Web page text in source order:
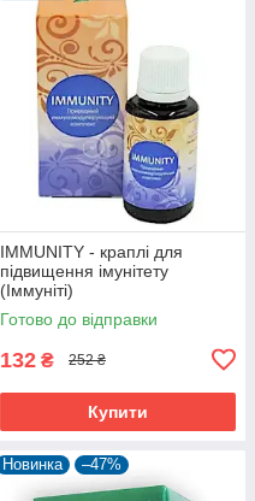
IMMUNITY - краплі для
підвищення імунітету
(Іммуніті)
Готово до відправки
132 ₴ 252 ₴
Купити
Новинка –47%